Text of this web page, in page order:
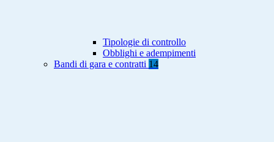
Tipologie di controllo
Obblighi e adempimenti
Bandi di gara e contratti 14